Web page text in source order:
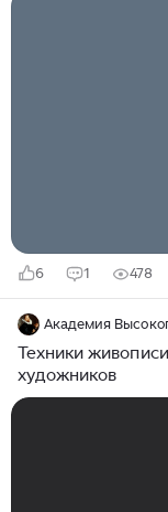
6 1 478
Техники
художников